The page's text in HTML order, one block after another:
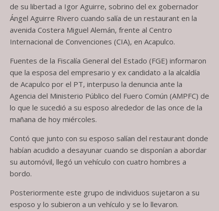
de su libertad a Igor Aguirre, sobrino del ex gobernador
Ángel Aguirre Rivero cuando salía de un restaurant en la
avenida Costera Miguel Alemán, frente al Centro
Internacional de Convenciones (CIA), en Acapulco.
Fuentes de la Fiscalía General del Estado (FGE) informaron
que la esposa del empresario y ex candidato a la alcaldía
de Acapulco por el PT, interpuso la denuncia ante la
Agencia del Ministerio Público del Fuero Común (AMPFC) de
lo que le sucedió a su esposo alrededor de las once de la
mañana de hoy miércoles.
Contó que junto con su esposo salían del restaurant donde
habían acudido a desayunar cuando se disponían a abordar
su automóvil, llegó un vehículo con cuatro hombres a
bordo.
Posteriormente este grupo de individuos sujetaron a su
esposo y lo subieron a un vehículo y se lo llevaron.